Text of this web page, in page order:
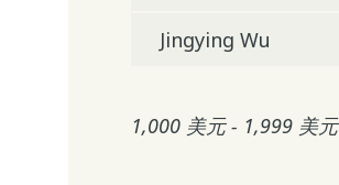
Jingying Wu
1,000 美元 - 1,999 美元